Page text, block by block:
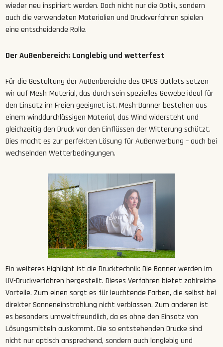
wieder neu inspiriert werden. Doch nicht nur die Optik, sondern
auch die verwendeten Materialien und Druckverfahren spielen
eine entscheidende Rolle.
Der Außenbereich: Langlebig und wetterfest
Für die Gestaltung der Außenbereiche des OPUS-Outlets setzen
wir auf Mesh-Material, das durch sein spezielles Gewebe ideal für
den Einsatz im Freien geeignet ist. Mesh-Banner bestehen aus
einem winddurchlässigen Material, das Wind widersteht und
gleichzeitig den Druck vor den Einflüssen der Witterung schützt.
Dies macht es zur perfekten Lösung für Außenwerbung – auch bei
wechselnden Wetterbedingungen.
Ein weiteres Highlight ist die Drucktechnik: Die Banner werden im
UV-Druckverfahren hergestellt. Dieses Verfahren bietet zahlreiche
Vorteile. Zum einen sorgt es für leuchtende Farben, die selbst bei
direkter Sonneneinstrahlung nicht verblassen. Zum anderen ist
es besonders umweltfreundlich, da es ohne den Einsatz von
Lösungsmitteln auskommt. Die so entstehenden Drucke sind
nicht nur optisch ansprechend, sondern auch langlebig und